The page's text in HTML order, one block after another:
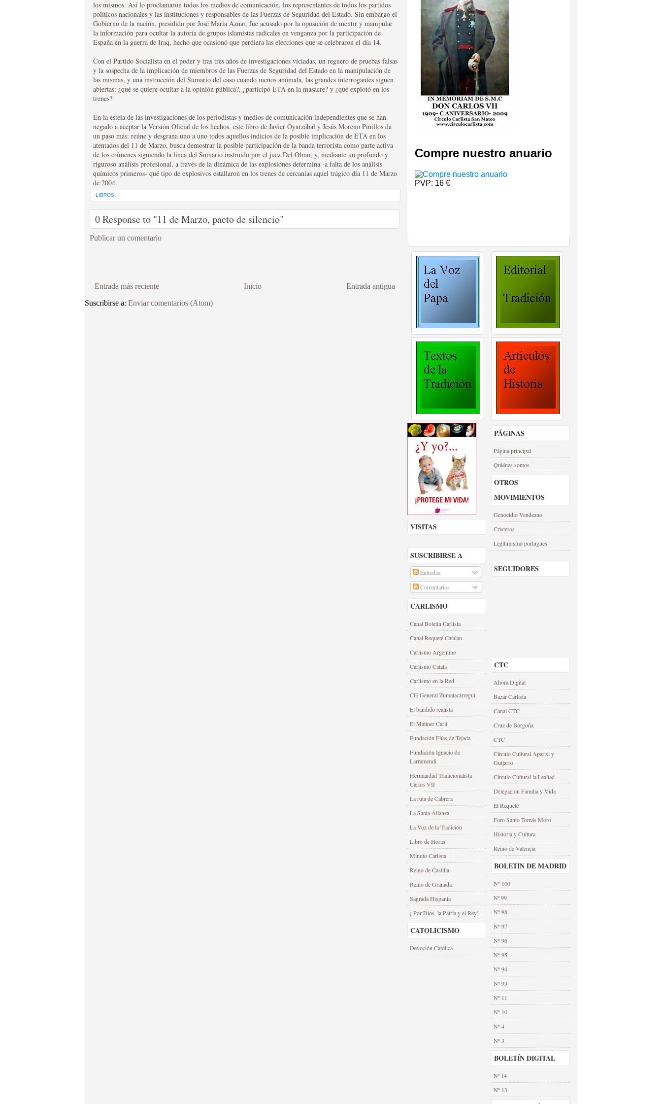
editado en color en un par de ocasiones y siempre bajo los auspicios económicos de su anterior y
entrañable director Don Javier de Lizarza. Sin duda, todas los carlistas y aficionados a la historia
disfrutarán de este maravilla.
EL BOLETIN CARLISTA DE MADRID
HTTP://WWW.LAVOZ.CIRCULOCARLISTA.COM/EL-BOLETIN-CARLISTA-DE-MADRID
publicación tiene una periodicidad trimestral, publicándose un total de cuatro números al año. El Boletín
trata temas principalmente del carlismo, pero sin olvidar los debates de actualidad. De gran tradición y
gonzando de gran prestigio el Boletín verá modificada su estructura en el primer número del años 2008,
habiendose modificada y actualizado sus logotipos, su apariencia, el diseño de su cabecera, creándose
nuevas secciones. La suscripción anual es de 16 €. El Boletín Carlista de Madrid Apdo. Correos: 10.089
los mismos. Así lo proclamaron todos los medios de comunicación, los representantes de todos los partidos
políticos nacionales y las instituciones y responsables de las Fuerzas de Seguridad del Estado. Sin embargo el
Gobierno de la nación, presidido por José María Aznar, fue acusado por la oposición de mentir y manipular
la información para ocultar la autoría de grupos islamistas radicales en venganza por la participación de
España en la guerra de Iraq, hecho que ocasionó que perdiera las elecciones que se celebraron el día 14.
Con el Partido Socialista en el poder y tras tres años de investigaciones viciadas, un reguero de pruebas falsas
y la sospecha de la implicación de miembros de las Fuerzas de Seguridad del Estado en la manipulación de
las mismas, y una instrucción del Sumario del caso cuando menos anómala, las grandes interrogantes siguen
abiertas: ¿qué se quiere ocultar a la opinión pública?, ¿participó ETA en la masacre? y ¿qué explotó en los
trenes?
En la estela de las investigaciones de los periodistas y medios de comunicación independientes que se han
negado a aceptar la Versión Oficial de los hechos, este libro de Javier Oyarzábal y Jesús Moreno Pinillos da
un paso más: reúne y desgrana uno a uno todos aquellos indicios de la posible implicación de ETA en los
atentados del 11 de Marzo, busca demostrar la posible participación de la banda terrorista como parte activa
de los crímenes siguiendo la línea del Sumario instruido por el juez Del Olmo, y, mediante un profundo y
riguroso análisis profesional, a través de la dinámica de las explosiones determina -a falta de los análisis
químicos primeros- qué tipo de explosivos estallaron en los trenes de cercanías aquel trágico día 11 de Marzo
de 2004.
LIBROS
0 Response to "11 de Marzo, pacto de silencio"
Publicar un comentario
Entrada más reciente Entrada antigua
Inicio
Suscribirse a: Enviar comentarios (Atom)
Compre nuestro anuario
PVP: 16 €
PÁGINAS
Página principal
Quiénes somos
OTROS
MOVIMIENTOS
Genocidio Vendeano
Cristeros
Legitimismo portugues
SEGUIDORES
CTC
Ahora Digital
Bazar Carlista
Canal CTC
Cruz de Borgoña
CTC
Círculo Cultural Aparisi y
Guijarro
Círculo Cultural la Lealtad
Delegacion Familia y Vida
El Requeté
Foro Santo Tomás Moro
Historia y Cultura
Reino de Valencia
BOLETIN DE MADRID
Nº 100
Nª 99
Nº 98
Nº 97
Nº 96
Nº 95
Nº 94
Nº 93
Nº 11
Nº 10
Nº 4
Nº 3
BOLETÍN DIGITAL
Nª 14
Nº 13
VISITAS
SUSCRIBIRSE A
Entradas
Comentarios
CARLISMO
Canal Boletín Carlista
Canal Requeté Catalan
Carlismo Argentino
Carlismo Catala
Carlismo en la Red
CH General Zumalacárregui
El bandido realista
El Matiner Carli
Fundación Elías de Tejada
Fundación Ignacio de
Larramendi
Hermandad Tradicionalista
Carlos VII
La ruta de Cabrera
La Santa Alianza
La Voz de la Tradición
Libro de Horas
Minuto Carlista
Reino de Castilla
Reino de Granada
Sagrada Hispania
¡ Por Dios, la Patria y el Rey!
CATOLICISMO
Devoción Católica